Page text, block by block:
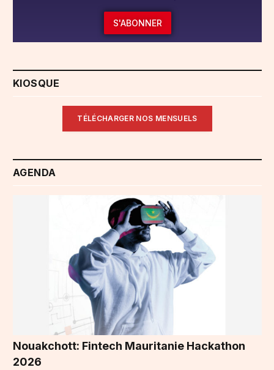
S'ABONNER
KIOSQUE
TÉLÉCHARGER NOS MENSUELS
AGENDA
Nouakchott: Fintech Mauritanie Hackathon
2026